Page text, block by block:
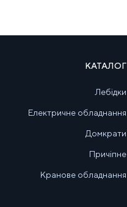
КАТАЛОГ
Лебідки
Електричне обладнання
Домкрати
Причіпне
Кранове обладнання